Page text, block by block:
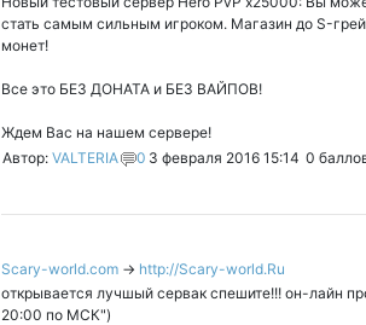
стать самым сильным игроком. Магазин до S-
монет!
Все это БЕЗ ДОНАТА и БЕЗ ВАЙПОВ!
Ждем Вас на нашем сервере!
Автор: VALTERIA 0 3 февраля 2016 15:14 0
Scary-world.com → http://Scary-world.Ru
открывается лучшый сервак спешите!!! он-лайн
20:00 по МСК")